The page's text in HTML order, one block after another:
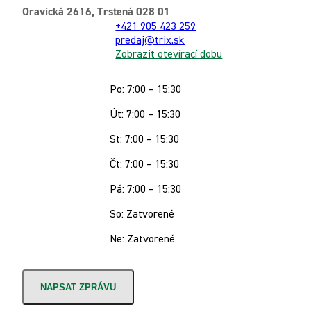
Oravická 2616, Trstená 028 01
+421 905 423 259
predaj@trix.sk
Zobrazit otevírací dobu
Po: 7:00 – 15:30
Út: 7:00 – 15:30
St: 7:00 – 15:30
Čt: 7:00 – 15:30
Pá: 7:00 – 15:30
So: Zatvorené
Ne: Zatvorené
NAPSAT ZPRÁVU